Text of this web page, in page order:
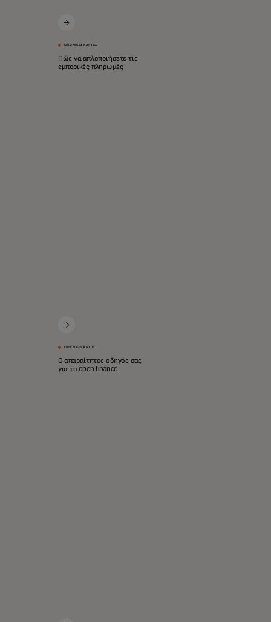
ΕΙΚΟΝΙΚΈΣ ΚΆΡΤΕΣ
Πώς να απλοποιήσετε τις
εμπορικές πληρωμές
OPEN FINANCE
Ο απαραίτητος οδηγός σας
για το open finance